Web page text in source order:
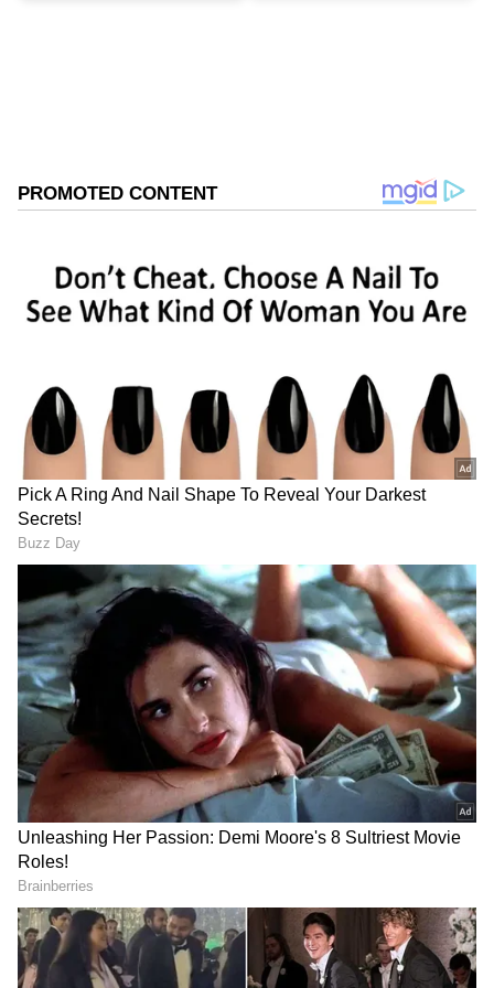
இன்னிங்ஸைத் தொடங்கிய இந்தியா,
மேலும் ரன்களைச் சேர்த்து எதிரணி
கேப்டன் ஷுப்மன் கில் தனது சிறப்பான
பேட்டிங் மூலம் 126 ரன்கள் எடுத்தார்.
முன்னதாக, கே.எல். ராகுல் சதம் அடித்து
அணிக்கு வலுவான தொடக்கத்தை
அளித்தார். சாய் சுதர்ஷன் 81 ரன்களும்,
ரிஷப் பந்தும் 81 ரன்களும் எடுத்து மிடில்
ஓவர்களில் ரன் வேகத்தை அதிகரித்தனர்.
வாஷிங்டன் சுந்தர் அரைசதம் அடித்து
ஆட்டமிழக்காமல் இருந்து, அணியை மேலும்
வலுவான நிலைக்குக் கொண்டு சென்றார்.
ஏசியாநெட் தமிழ்-ஐ உங்கள் முதன்மைத்
தேர்வாக்குங்கள்